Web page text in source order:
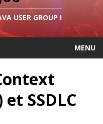
USER GROUP !
MENU
SSDLC